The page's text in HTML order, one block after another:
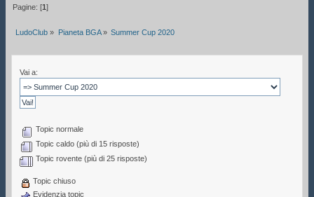
Pagine: [1]
LudoClub » Pianeta BGA» Summer Cup 2020
Vai a:
Topic normale
Topic caldo (più di 15 risposte)
Topic rovente (più di 25 risposte)
Topic chiuso
Evidenzia topic